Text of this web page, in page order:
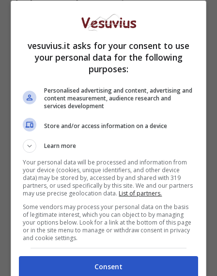
Intera classe in
quarantena a San
Giorgio a Cremano: le
parole del sindaco
vesuvius.it asks for your consent to use
your personal data for the following
purposes:
Personalised advertising and content, advertising and
content measurement, audience research and
services development
Store and/or access information on a device
Learn more
Your personal data will be processed and information from
your device (cookies, unique identifiers, and other device
data) may be stored by, accessed by and shared with 319
partners, or used specifically by this site. We and our partners
may use precise geolocation data. List of partners.
Some vendors may process your personal data on the basis
of legitimate interest, which you can object to by managing
your options below. Look for a link at the bottom of this page
or in the site menu to manage or withdraw consent in privacy
and cookie settings.
Consent